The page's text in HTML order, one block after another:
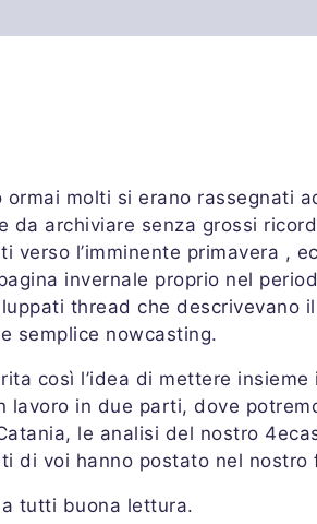
ormai molti si erano rassegnati
da archiviare senza grossi
verso l’imminente primavera ,
invernale proprio nel
thread che descrivevano
semplice nowcasting.
così l’idea di mettere
lavoro in due parti, dove
le analisi del nostro
di voi hanno postato nel nostro
tutti buona lettura.